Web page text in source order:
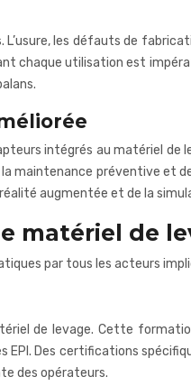
les défauts de
chaque utilisation est
intégrés au matériel
maintenance préventive et
augmentée et de la
matériel de
par tous les acteurs
de levage. Cette
EPI. Des certifications
des opérateurs.